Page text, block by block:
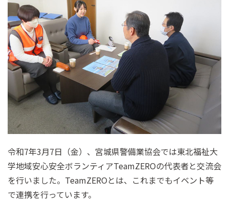
令和7年3月7日（金）、宮城県警備業協会では東北福祉大
学地域安心安全ボランティアTeamZEROの代表者と交流会
を行いました。TeamZEROとは、これまでもイベント等
で連携を行っています。